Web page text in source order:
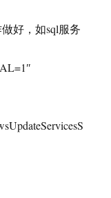
好，如sql服务